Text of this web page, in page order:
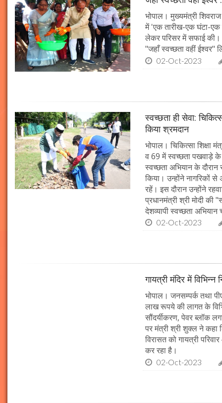
भोपाल। मुख्यमंत्री
में 'एक तारीख-एक घंटा-एक
लेकर परिसर में सफाई की।
"जहाँ स्वच्छता वहीं ईश्वर"
02-Oct-2023
स्वच्छता ही सेवा:
किया श्रमदान
भोपाल। चिकित्सा शिक्षा
व 69 में स्वच्छता पखवाड़े के
स्वच्छता अभियान के
किया। उन्होंने नागरिकों
रहें। इस दौरान उन्होंने
प्रधानमंत्री श्री मोदी
देशव्यापी स्वच्छता अभियान
02-Oct-2023
गायत्री मंदिर में विभिन्न
भोपाल। जनसम्पर्क तथा
लाख रूपये की लागत के
सौंदर्यीकरण, पेवर ब्लॉक
पर मंत्री श्री शुक्ल ने कहा
विरासत को गायत्री
कर रहा है।
02-Oct-2023